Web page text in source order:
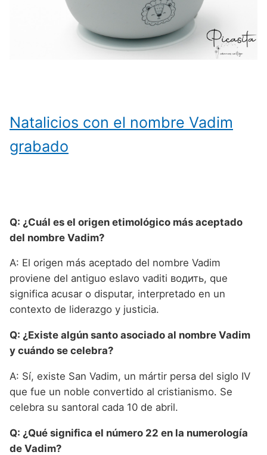
Natalicios con el nombre Vadim
grabado
Q: ¿Cuál es el origen etimológico más aceptado
del nombre Vadim?
A: El origen más aceptado del nombre Vadim
proviene del antiguo eslavo vaditi водить, que
significa acusar o disputar, interpretado en un
contexto de liderazgo y justicia.
Q: ¿Existe algún santo asociado al nombre Vadim
y cuándo se celebra?
A: Sí, existe San Vadim, un mártir persa del siglo IV
que fue un noble convertido al cristianismo. Se
celebra su santoral cada 10 de abril.
Q: ¿Qué significa el número 22 en la numerología
de Vadim?